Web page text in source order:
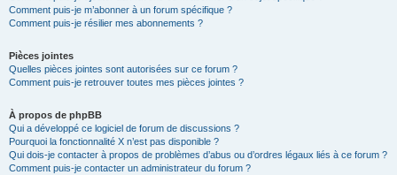
Comment puis-je m’abonner à un forum spécifique ?
Comment puis-je résilier mes abonnements ?
Pièces jointes
Quelles pièces jointes sont autorisées sur ce forum ?
Comment puis-je retrouver toutes mes pièces jointes ?
À propos de phpBB
Qui a développé ce logiciel de forum de discussions ?
Pourquoi la fonctionnalité X n’est pas disponible ?
Qui dois-je contacter à propos de problèmes d’abus ou d’ordres légaux liés à ce forum ?
Comment puis-je contacter un administrateur du forum ?